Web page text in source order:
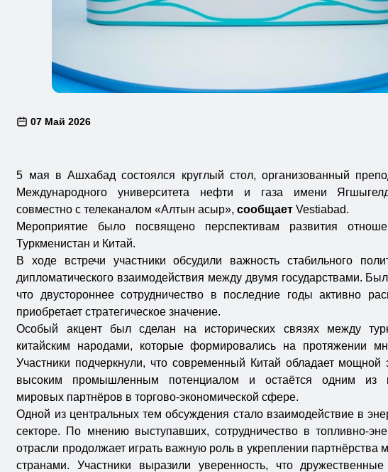
07 Май 2026
5 мая в Ашхабад состоялся круглый стол, организованный
Международного университета нефти и газа имени
совместно с телеканалом «Алтын асыр»,сообщает Vestiabad.
Мероприятие было посвящено перспективам развития
Туркменистан и Китай.
В ходе встречи участники обсудили важность стабильного
дипломатического взаимодействия между двумя государствами.
что двустороннее сотрудничество в последние годы активно
приобретает стратегическое значение.
Особый акцент был сделан на исторических связях между
китайским народами, которые формировались на протяжении
Участники подчеркнули, что современный Китай обладает мощной
высоким промышленным потенциалом и остаётся одним из
мировых партнёров в торгово-экономической сфере.
Одной из центральных тем обсуждения стало взаимодействие в
секторе. По мнению выступавших, сотрудничество в топливно-
отрасли продолжает играть важную роль в укреплении партнёрства
странами. Участники выразили уверенность, что